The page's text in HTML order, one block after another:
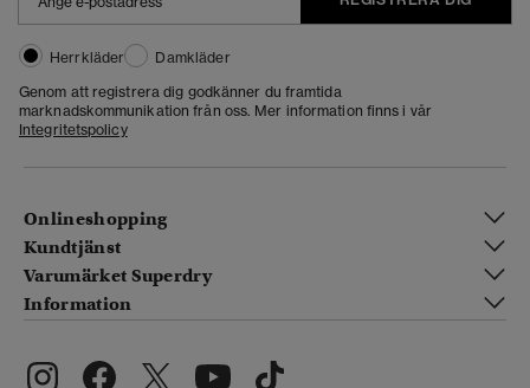
Herrkläder
Damkläder
Genom att registrera dig godkänner du framtida
marknadskommunikation från oss. Mer information finns i vår
Integritetspolicy
Onlineshopping
Kundtjänst
Varumärket Superdry
Information